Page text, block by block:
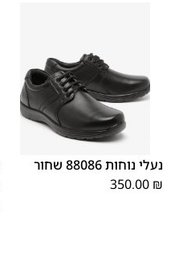
40
41
42
43
44
נעלי נוחות 88086 שחור
350.00 ₪